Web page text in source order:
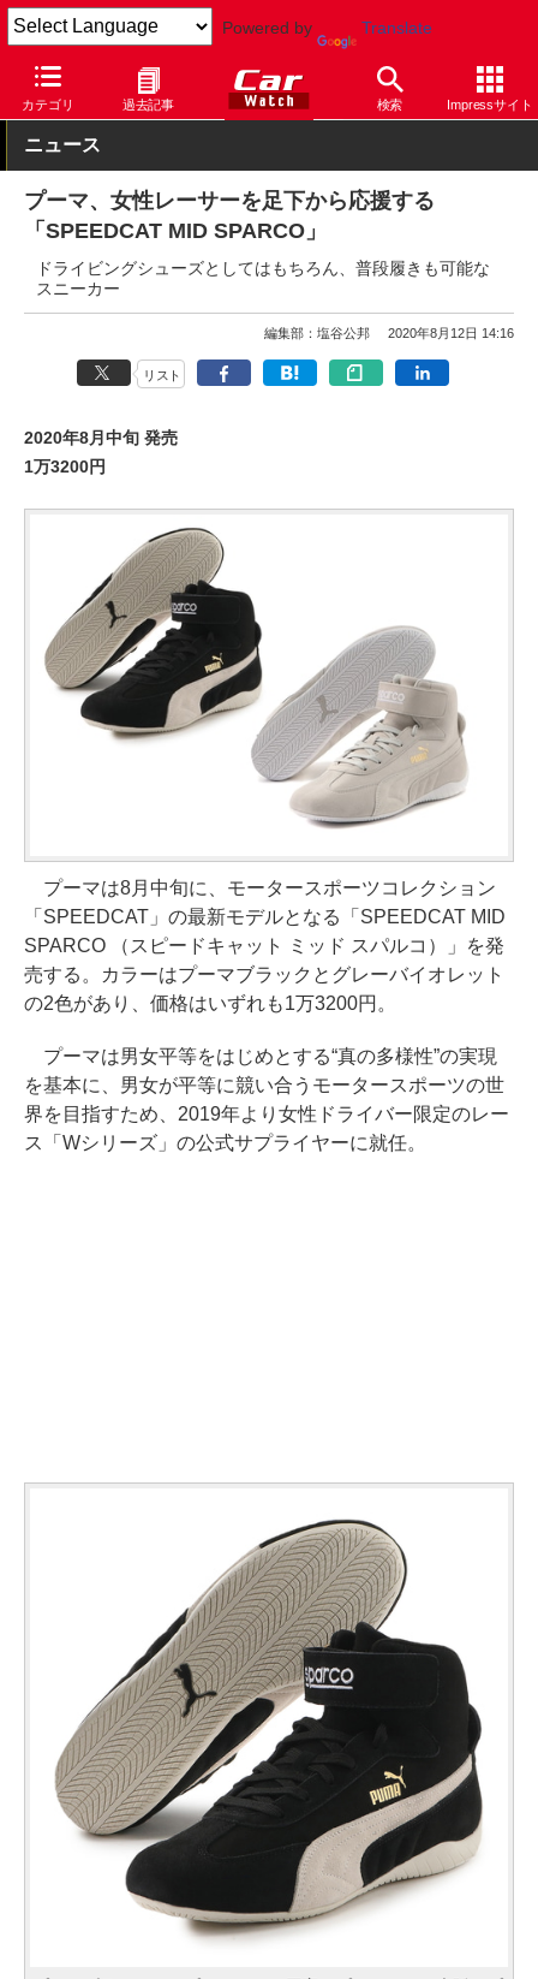
Powered by Translate
カテゴリ 過去記事 検索 Impressサイト
Car Watch パーツ カー用品 その他
ニュース
プーマ、女性レーサーを足下から応援する
「SPEEDCAT MID SPARCO」
ドライビングシューズとしてはもちろん、普段履きも可能な
スニーカー
編集部：塩谷公邦 2020年8月12日 14:16
リスト
2020年8月中旬 発売
1万3200円
プーマは8月中旬に、モータースポーツコレクション
「SPEEDCAT」の最新モデルとなる「SPEEDCAT MID
SPARCO （スピードキャット ミッド スパルコ）」を発
売する。カラーはプーマブラックとグレーバイオレット
の2色があり、価格はいずれも1万3200円。
プーマは男女平等をはじめとする“真の多様性”の実現
を基本に、男女が平等に競い合うモータースポーツの世
界を目指すため、2019年より女性ドライバー限定のレー
ス「Wシリーズ」の公式サプライヤーに就任。